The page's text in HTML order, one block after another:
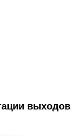
выходов